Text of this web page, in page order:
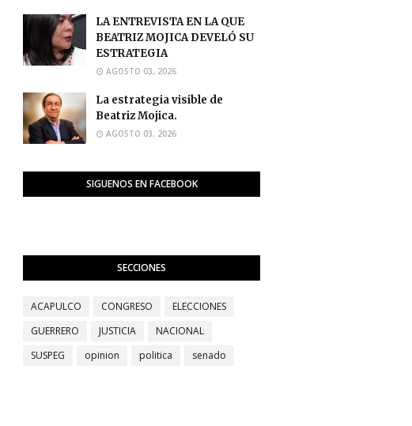
LA ENTREVISTA EN LA QUE
BEATRIZ MOJICA DEVELÓ SU
ESTRATEGIA
AGOSTO 03, 2026
La estrategia visible de
Beatriz Mojica.
AGOSTO 03, 2026
SIGUENOS EN FACEBOOK
SECCIONES
ACAPULCO CONGRESO
ELECCIONES
GUERRERO
JUSTICIA
NACIONAL
SUSPEG
opinion politica senado